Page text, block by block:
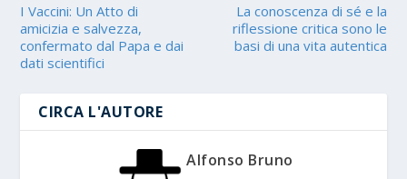
I Vaccini: Un Atto di
amicizia e salvezza,
confermato dal Papa e dai
dati scientifici
La conoscenza di sé e la
riflessione critica sono le
basi di una vita autentica
CIRCA L'AUTORE
Alfonso Bruno